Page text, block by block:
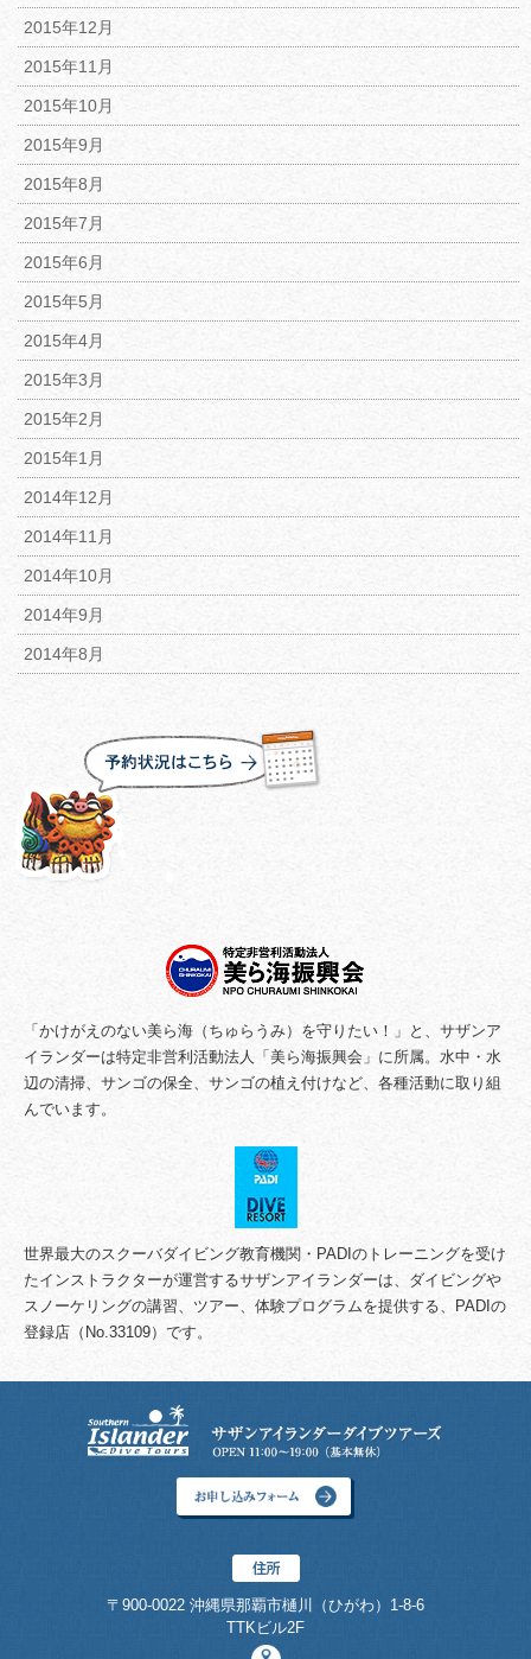
2015年12月
2015年11月
2015年10月
2015年9月
2015年8月
2015年7月
2015年6月
2015年5月
2015年4月
2015年3月
2015年2月
2015年1月
2014年12月
2014年11月
2014年10月
2014年9月
2014年8月
「かけがえのない美ら海（ちゅらうみ）を守りたい！」と、サザンア
イランダーは特定非営利活動法人「美ら海振興会」に所属。水中・水
辺の清掃、サンゴの保全、サンゴの植え付けなど、各種活動に取り組
んでいます。
世界最大のスクーバダイビング教育機関・PADIのトレーニングを受け
たインストラクターが運営するサザンアイランダーは、ダイビングや
スノーケリングの講習、ツアー、体験プログラムを提供する、PADIの
登録店（No.33109）です。
〒900-0022 沖縄県那覇市樋川（ひがわ）1-8-6
TTKビル2F